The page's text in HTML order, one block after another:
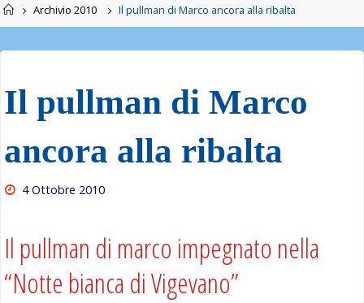
HomeArchivio 2010 Il pullman di Marco ancora alla ribalta
Il pullman di Marco
ancora alla ribalta
4 Ottobre 2010
Il pullman di marco impegnato nella
“Notte bianca di Vigevano”